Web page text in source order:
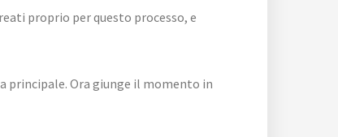
proprio per questo processo, e
principale. Ora giunge il momento in